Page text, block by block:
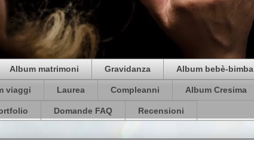
Album matrimoni Gravidanza Album bebè-bimba
viaggi Laurea Compleanni Album Cresima
Domande FAQ Recensioni